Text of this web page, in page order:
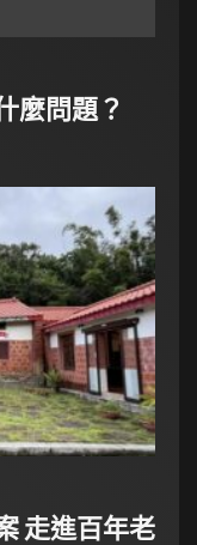
麼問題？
走進百年老